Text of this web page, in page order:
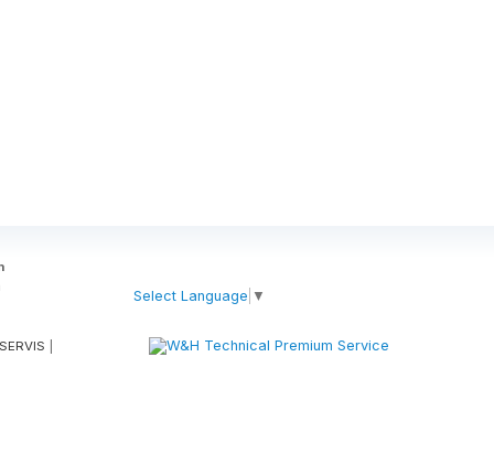
SERVIS
Select Language ▼